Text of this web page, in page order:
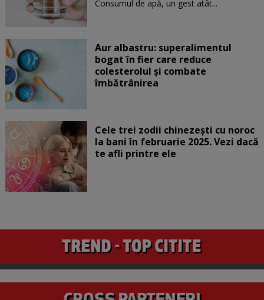
Consumul de apă, un gest atât...
Aur albastru: superalimentul
bogat în fier care reduce
colesterolul și combate
îmbătrânirea
Cele trei zodii chinezești cu noroc
la bani în februarie 2025. Vezi dacă
te afli printre ele